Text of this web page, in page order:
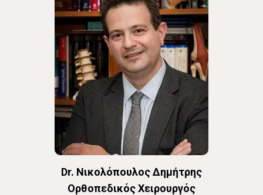
Dr. Νικολόπουλος Δημήτρης
Oρθοπεδικός Χειρουργός